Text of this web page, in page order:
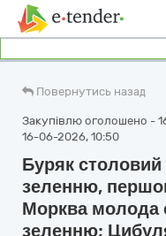
Повернутись назад
Закупівлю оголошено -
16-06-2026, 10:50
Буряк
зеленню,
Морква молода
зеленню;